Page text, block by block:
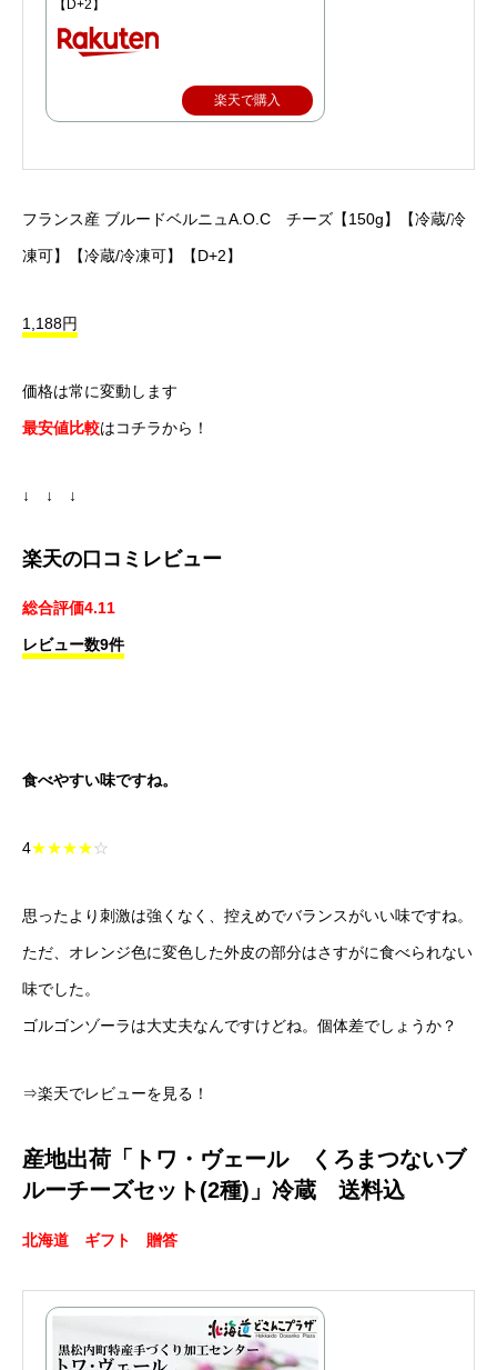
【D+2】
楽天で購入
フランス産 ブルードベルニュA.O.C チーズ【150g】【冷蔵/冷
凍可】【冷蔵/冷凍可】【D+2】
1,188円
価格は常に変動します
最安値比較はコチラから！
↓ ↓ ↓
楽天の口コミレビュー
総合評価4.11
レビュー数9件
食べやすい味ですね。
4★★★★☆
思ったより刺激は強くなく、控えめでバランスがいい味ですね。
ただ、オレンジ色に変色した外皮の部分はさすがに食べられない
味でした。
ゴルゴンゾーラは大丈夫なんですけどね。個体差でしょうか？
⇒楽天でレビューを見る！
産地出荷「トワ・ヴェール くろまつないブ
ルーチーズセット(2種)」冷蔵 送料込
北海道 ギフト 贈答